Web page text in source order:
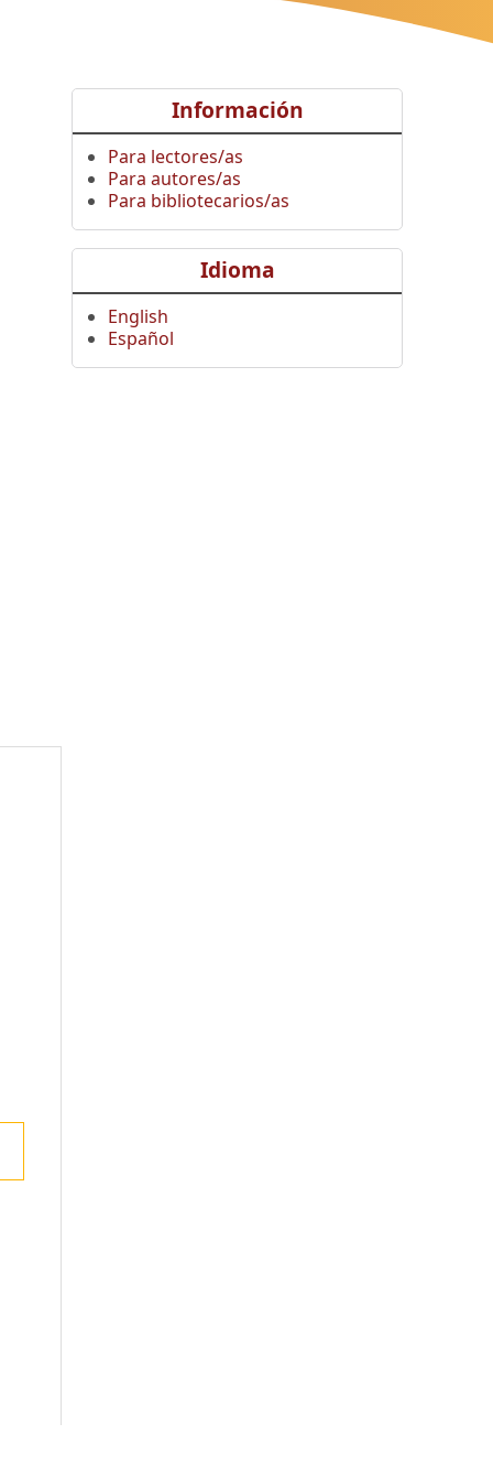
Información
Para lectores/as
Para autores/as
Para bibliotecarios/as
Idioma
English
Español